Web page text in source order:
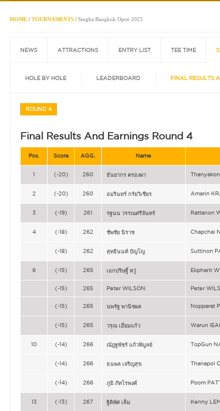
HOME / TOURNAMENTS / Singha Bangkok Open 2025
NEWS ATTRACTIONS ENTRY LIST TEE TIME
HOLE BY HOLE LEADERBOARD FINAL RESULTS
ROUND 4
Final Results And Earnings Round 4
Pos. Score AGG. Name
1 (-20) 260 ธันยากร ครองผา
2 (-20) 260 อมรินทร์ กรัยวิเชียร Amarin
3 (-19) 261 รฐนน วรรณศรีจันทร์ Rattanon
4 (-18) 262 ชัพชัย นิราช Chapchai
(-18) 262 สุทธินนท์ ปัญโญ Suttinon
6 (-15) 265 เอกปริษฐิ์ หวู่ Ekpharit
(-15) 265 Peter WILSON Peter
(-15) 265 นพรัฐ พานิชผล Nopparat
(-15) 265 วรุณ เอี่ยมแก้ว Warun
10 (-14) 266 ณัฎฐพัชร์ แก้วพิบูลย์ TopGun
(-14) 266 ธนพล เจริญสุข Thanapol
(-14) 266 ภูมิ ภัทโรพงศ์ Poom
13 (-13) 267 ฐิติพัศ เล็ม Kenny